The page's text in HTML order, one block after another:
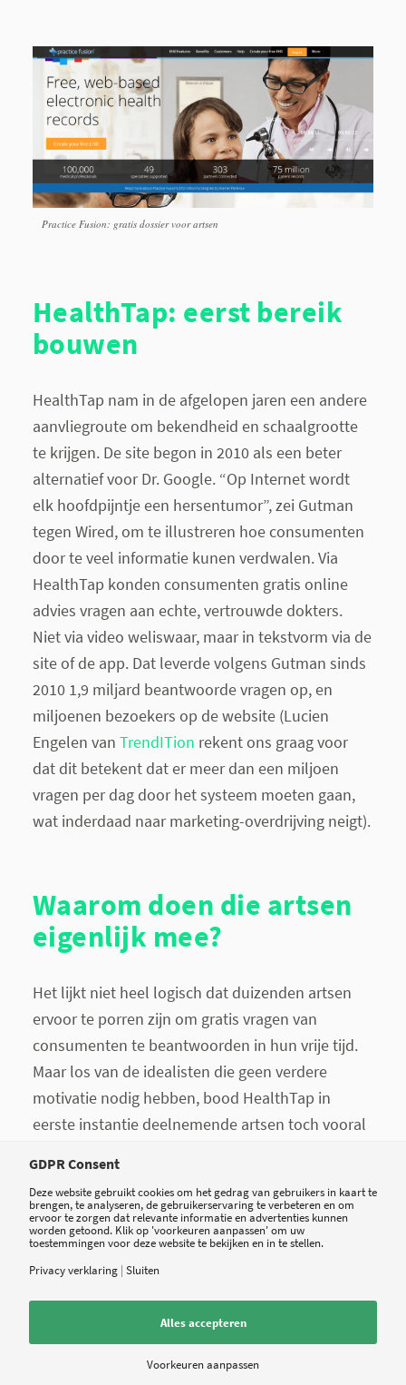
Practice Fusion: gratis dossier voor artsen
HealthTap: eerst bereik
bouwen
HealthTap nam in de afgelopen jaren een andere
aanvliegroute om bekendheid en schaalgrootte
te krijgen. De site begon in 2010 als een beter
alternatief voor Dr. Google. “Op Internet wordt
elk hoofdpijntje een hersentumor”, zei Gutman
tegen Wired, om te illustreren hoe consumenten
door te veel informatie kunen verdwalen. Via
HealthTap konden consumenten gratis online
advies vragen aan echte, vertrouwde dokters.
Niet via video weliswaar, maar in tekstvorm via de
site of de app. Dat leverde volgens Gutman sinds
2010 1,9 miljard beantwoorde vragen op, en
miljoenen bezoekers op de website (Lucien
Engelen van TrendITion rekent ons graag voor
dat dit betekent dat er meer dan een miljoen
vragen per dag door het systeem moeten gaan,
wat inderdaad naar marketing-overdrijving neigt).
Waarom doen die artsen
eigenlijk mee?
Het lijkt niet heel logisch dat duizenden artsen
ervoor te porren zijn om gratis vragen van
consumenten te beantwoorden in hun vrije tijd.
Maar los van de idealisten die geen verdere
motivatie nodig hebben, bood HealthTap in
eerste instantie deelnemende artsen toch vooral
reviewsen een zeer Amerikaans systeem van
sterren, medailles, badges en awards voor de
meest actieve online dokters. Een echt
verdienmodel was tot nu toe nog niet in zicht,
maar dat is sinds vorige week dus anders.
HealthTap biedt artsen via zijn nieuwe HealthTap
Prime service nu de mogelijkheid om tegen
betaling patiënten te behandelen. Zoals gezegd
GDPR Consent
Deze website gebruikt cookies om het gedrag van gebruikers in kaart te
brengen, te analyseren, de gebruikerservaring te verbeteren en om
ervoor te zorgen dat relevante informatie en advertenties kunnen
worden getoond. Klik op 'voorkeuren aanpassen' om uw
toestemmingen voor deze website te bekijken en in te stellen.
Privacy verklaring | Sluiten
Alles accepteren
Voorkeuren aanpassen